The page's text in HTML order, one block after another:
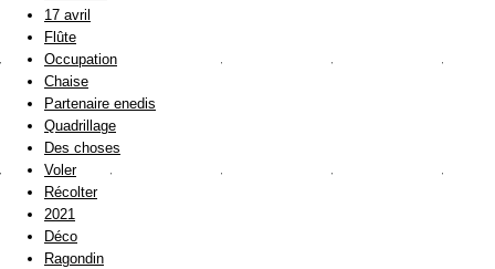
17 avril
Flûte
Occupation
Chaise
Partenaire enedis
Quadrillage
Des choses
Voler
Récolter
2021
Déco
Ragondin